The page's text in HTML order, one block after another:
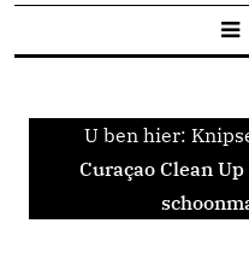
U ben hier:
Curaçao Clean